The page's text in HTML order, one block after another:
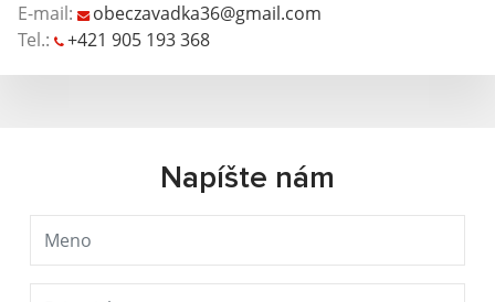
E-mail:
obeczavadka36@gmail.com
Tel.:
+421 905 193 368
Napíšte nám